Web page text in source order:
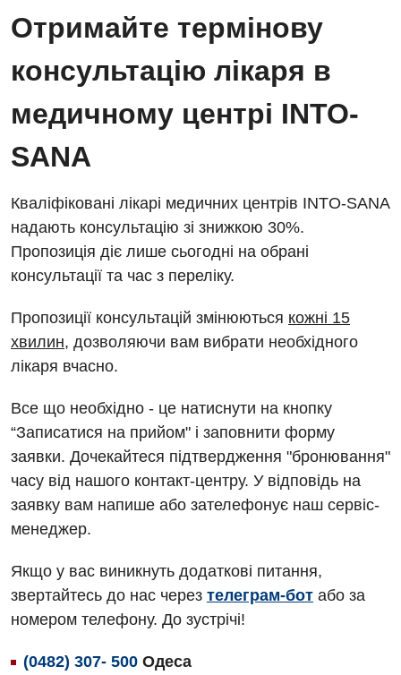
Безкоштовні операції
Енциклопедія
Діагностичне відділення
Ендоскопічне відділення
Комп’ютерна томографія
Нейросонографія
Рентгенографія
УЗД
Для дорослих
Акушерство і гінекологія
Алергологія, імунологія
Андрологія
Безоплатні послуги
Вакцинація
Відділення кардіосудинної патології та неврології
Відділення невідкладних станів
Гастроентерологія
Відділ госпіталізації
Відділення невідкладних станів
Відділення інтенсивної терапії
Гінекологічне відділення
Денний стаціонар
Діагностичне відділення
Ендоскопічне відділення
Офтальмологічне відділення
Педіатричне відділення
Терапевтичне відділення
Травматологічне відділення
Урологічне відділення
Хірургічне відділення
Декларування
Лікування гострого інфаркту
Національний скринінг здоров’я 40+
Російська
Отримайте термінову
консультацію лікаря в
медичному центрі INTO-
SANA
Кваліфіковані лікарі медичних центрів INTO-SANA
надають консультацію зі знижкою 30%.
Пропозиція діє лише сьогодні на обрані
консультації та час з переліку.
Пропозиції консультацій змінюються кожні 15
хвилин, дозволяючи вам вибрати необхідного
лікаря вчасно.
Все що необхідно - це натиснути на кнопку
“Записатися на прийом" і заповнити форму
заявки. Дочекайтеся підтвердження "бронювання"
часу від нашого контакт-центру. У відповідь на
заявку вам напише або зателефонує наш сервіс-
менеджер.
Якщо у вас виникнуть додаткові питання,
звертайтесь до нас через телеграм-бот або за
номером телефону. До зустрічі!
(0482) 307- 500 Одеса